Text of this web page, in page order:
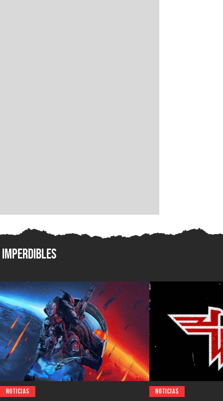
Imperdibles
NOTICIAS NOTICIAS